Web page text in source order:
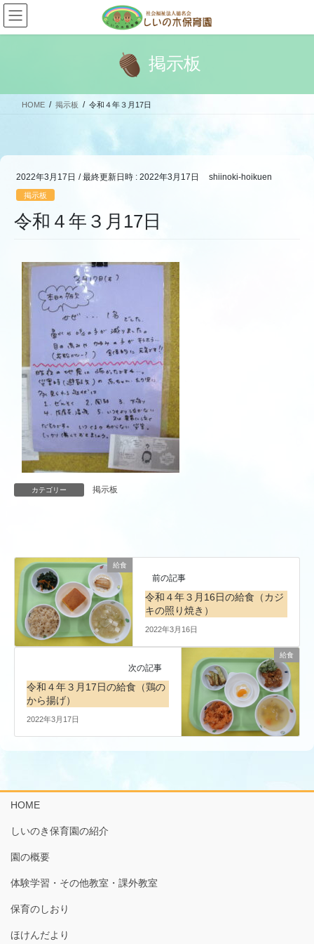
コ
ン
テ
ス
ナ
ビ
ゲ
ン
掲示板
HOME 掲示板 令和４年３月17日
2022年3月17日 / 最終更新日時 : 2022年3月17日 shiinoki-hoikuen
掲示板
令和４年３月17日
カテゴリー 掲示板
給食
前の記事
令和４年３月16日の給食（カジ
キの照り焼き）
2022年3月16日
給食
次の記事
令和４年３月17日の給食（鶏の
から揚げ）
2022年3月17日
HOME
しいのき保育園の紹介
園の概要
体験学習・その他教室・課外教室
保育のしおり
ほけんだより